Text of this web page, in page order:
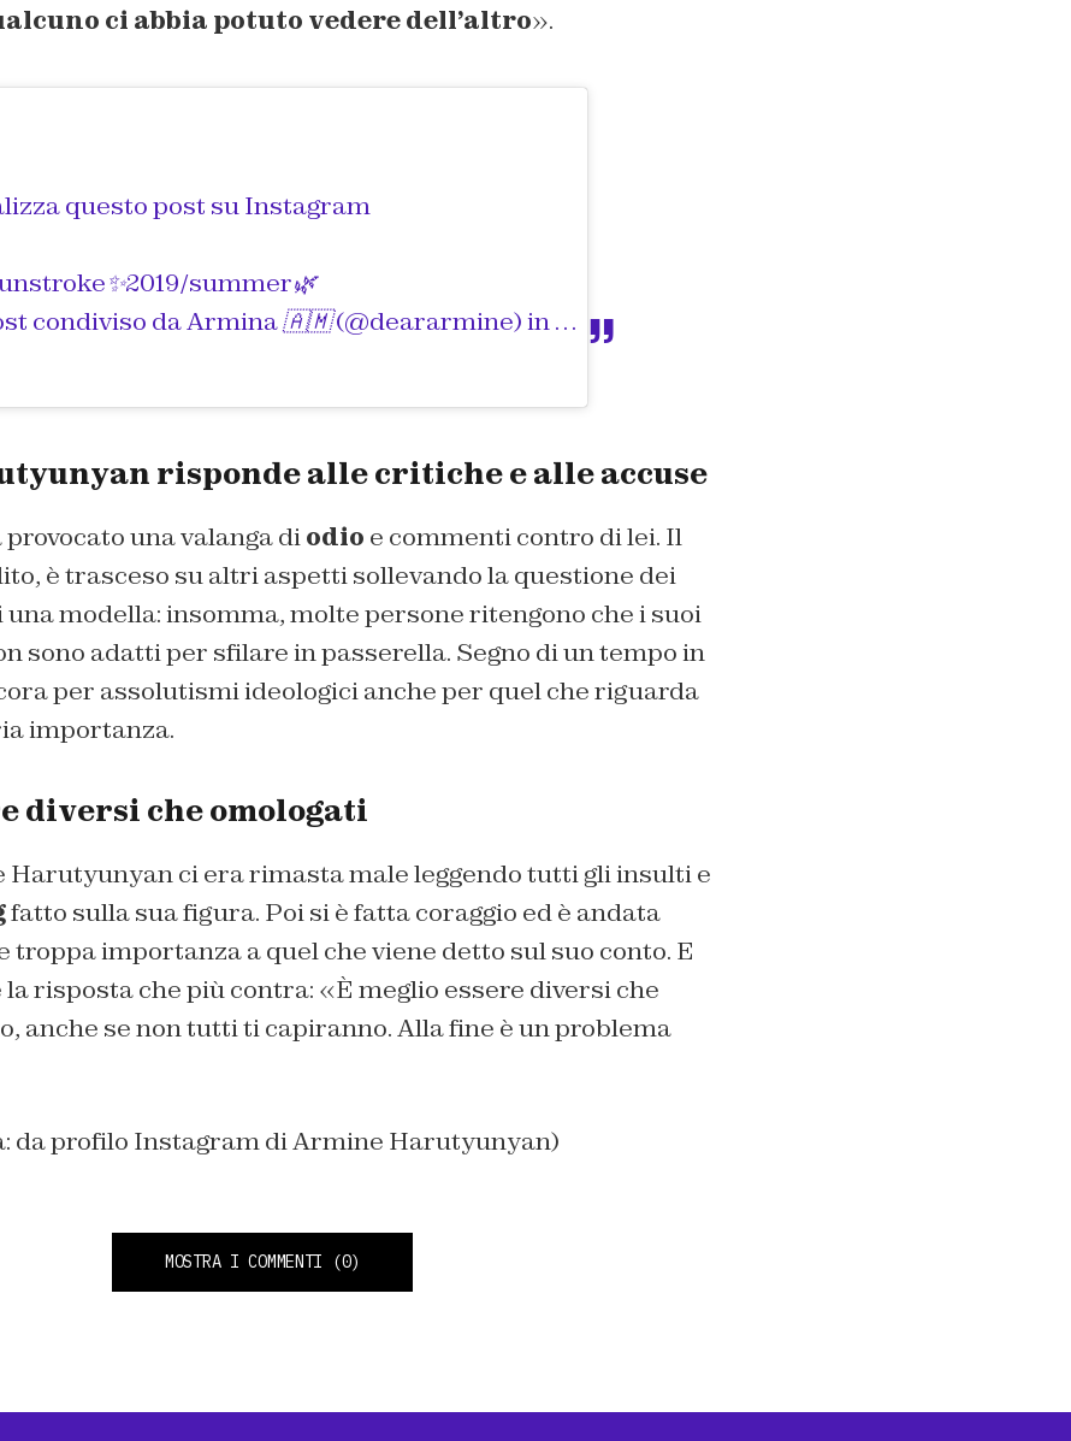
ci abbia potuto vedere dell’altro».
questo post su Instagram
summer🌿
condiviso daArmina 🇦🇲(@deararmine) in data:
risponde alle critiche e alle accuse
una valanga diodio e commenti contro di lei. Il
è trasceso su altri aspetti sollevando la questione dei
modella: insomma, molte persone ritengono che i suoi
sono adatti per sfilare in passerella. Segno di un tempo in
per assolutismi ideologici anche per quel che riguarda
importanza.
diversi che omologati
Harutyunyan ci era rimasta male leggendo tutti gli insulti e
fatto sulla sua figura. Poi si è fatta coraggio ed è andata
troppa importanza a quel che viene detto sul suo conto. E
la risposta che più contra: «È meglio essere diversi che
anche se non tutti ti capiranno. Alla fine è un problema
da profilo Instagram di Armine Harutyunyan)
MOSTRA I COMMENTI (0)